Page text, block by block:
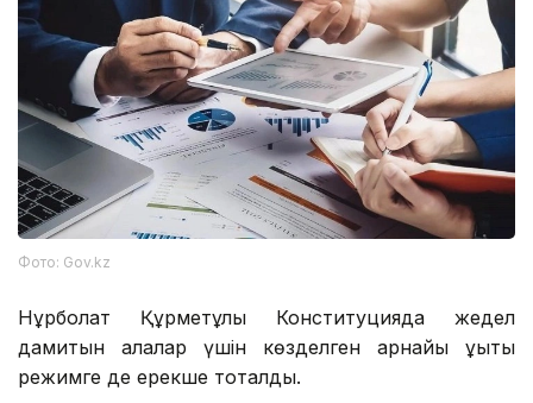
Фото: Gov.kz
Нұрболат Құрметұлы Конституцияда жедел
дамитын қалалар үшін көзделген арнайы құқықтық
режимге де ерекше тоқталды.